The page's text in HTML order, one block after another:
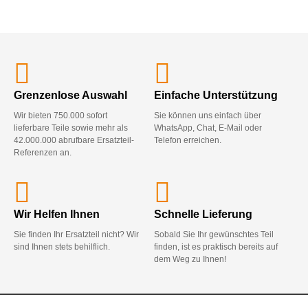
Grenzenlose Auswahl
Wir bieten 750.000 sofort
lieferbare Teile sowie mehr als
42.000.000 abrufbare Ersatzteil-
Referenzen an.
Einfache Unterstützung
Sie können uns einfach über
WhatsApp, Chat, E-Mail oder
Telefon erreichen.
Wir Helfen Ihnen
Sie finden Ihr Ersatzteil nicht? Wir
sind Ihnen stets behilflich.
Schnelle Lieferung
Sobald Sie Ihr gewünschtes Teil
finden, ist es praktisch bereits auf
dem Weg zu Ihnen!